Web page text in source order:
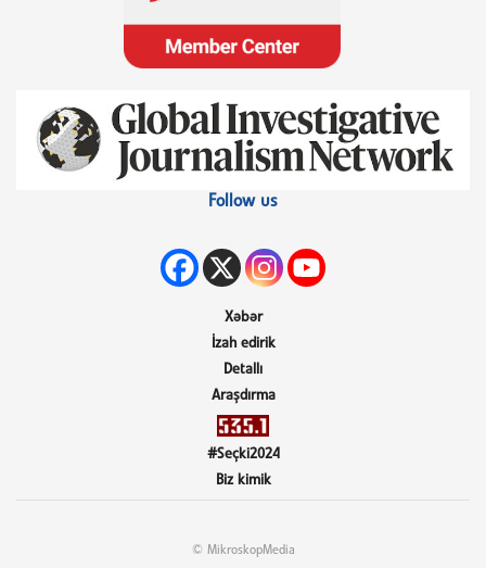
Follow us
Xəbər
İzah edirik
Detallı
Araşdırma
#Seçki2024
Biz kimik
© MikroskopMedia